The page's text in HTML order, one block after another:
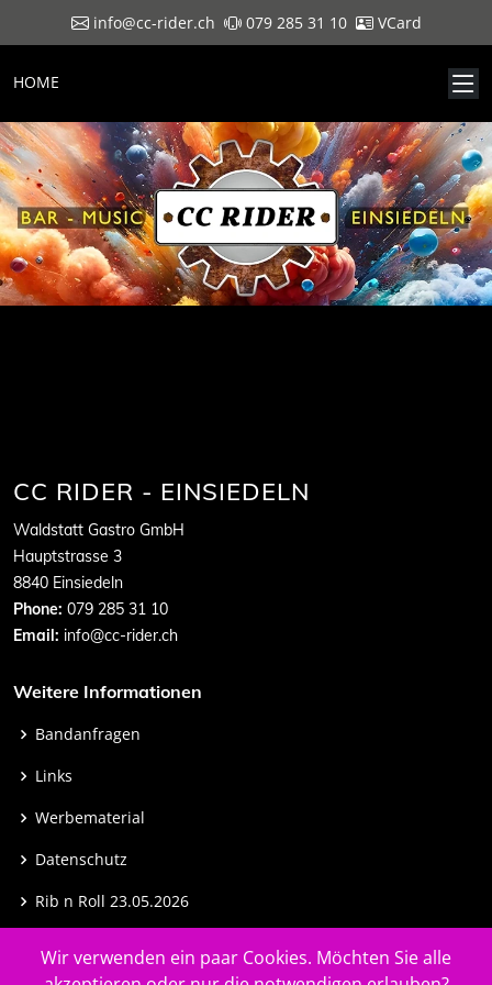
info@cc-rider.ch 079 285 31 10 VCard
HOME
CC RIDER - EINSIEDELN
Waldstatt Gastro GmbH
Hauptstrasse 3
8840 Einsiedeln
Phone: 079 285 31 10
Email: info@cc-rider.ch
Weitere Informationen
Bandanfragen
Links
Werbematerial
Datenschutz
Rib n Roll 23.05.2026
Wir verwenden ein paar Cookies. Möchten Sie alle